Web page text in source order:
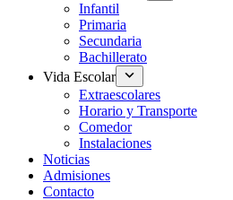
Infantil
Primaria
Secundaria
Bachillerato
Vida Escolar
Extraescolares
Horario y Transporte
Comedor
Instalaciones
Noticias
Admisiones
Contacto